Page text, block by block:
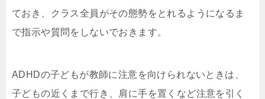
ておき、クラス全員がその態勢をとれるようになるま
で指示や質問をしないでおきます。
ADHDの子どもが教師に注意を向けられないときは、
子どもの近くまで行き、肩に手を置くなど注意を引く